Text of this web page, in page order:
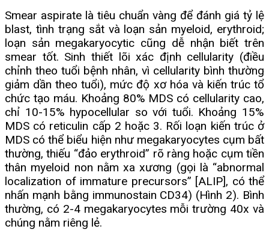
Smear aspirate là tiêu chuẩn vàng để đánh giá tỷ lệ
blast, tình trạng sắt và loạn sản myeloid, erythroid;
loạn sản megakaryocytic cũng dễ nhận biết trên
smear tốt. Sinh thiết lõi xác định cellularity (điều
chỉnh theo tuổi bệnh nhân, vì cellularity bình thường
giảm dần theo tuổi), mức độ xơ hóa và kiến trúc tổ
chức tạo máu. Khoảng 80% MDS có cellularity cao,
chỉ 10-15% hypocellular so với tuổi. Khoảng 15%
MDS có reticulin cấp 2 hoặc 3. Rối loạn kiến trúc ở
MDS có thể biểu hiện như megakaryocytes cụm bất
thường, thiếu “đảo erythroid” rõ ràng hoặc cụm tiền
thân myeloid non nằm xa xương (gọi là “abnormal
localization of immature precursors” [ALIP], có thể
nhấn mạnh bằng immunostain CD34) (Hình 2). Bình
thường, có 2-4 megakaryocytes mỗi trường 40x và
chúng nằm riêng lẻ.